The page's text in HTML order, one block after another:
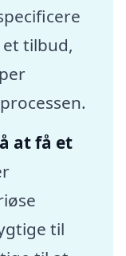
tilbud,
at få et
til